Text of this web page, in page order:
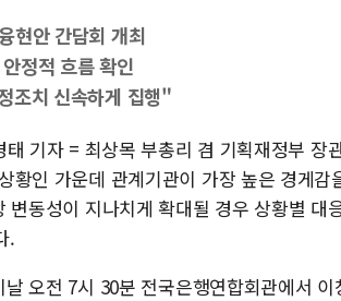
트
특정
李 "
현안 간담회 개최
정적 흐름 확인
조치 신속하게 집행"
기자 = 최상목 부총리 겸 기획재정부 장
황인 가운데 관계기관이 가장 높은 경게
동성이 지나치게 확대될 경우 상황별 대
.
오전 7시 30분 전국은행연합회관에서